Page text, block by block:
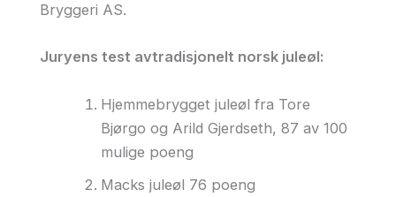
Bryggeri AS.
Juryens test avtradisjonelt norsk juleøl:
Hjemmebrygget juleøl fra Tore
Bjørgo og Arild Gjerdseth, 87 av 100
mulige poeng
Macks juleøl 76 poeng